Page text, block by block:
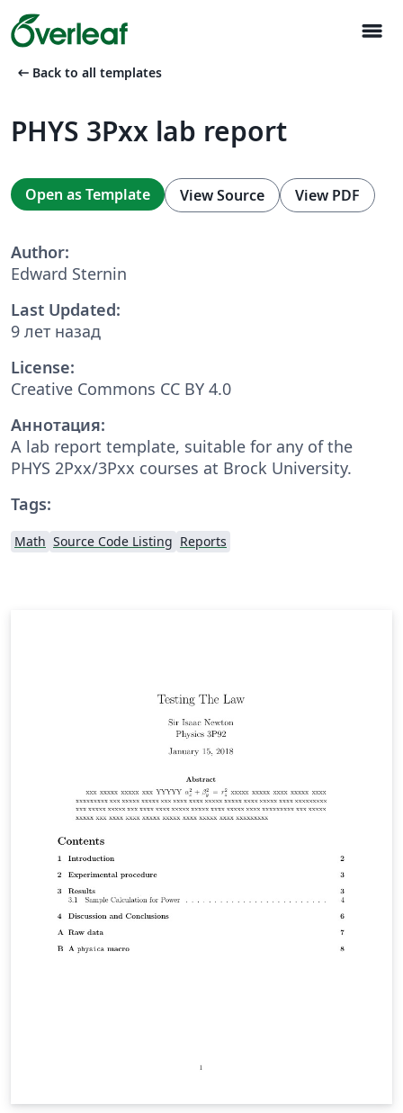
menu
arrow_left_alt Back to all templates
PHYS 3Pxx lab report
Open as Template View Source View PDF
Author:
Edward Sternin
Last Updated:
9 лет назад
License:
Creative Commons CC BY 4.0
Аннотация:
A lab report template, suitable for any of the
PHYS 2Pxx/3Pxx courses at Brock University.
Tags:
Math Source Code Listing Reports